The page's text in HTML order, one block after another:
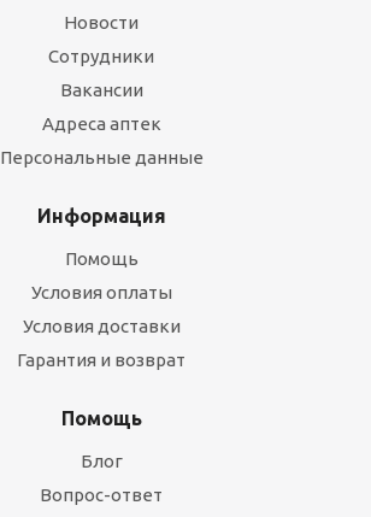
Новости
Сотрудники
Вакансии
Адреса аптек
Персональные данные
Информация
Помощь
Условия оплаты
Условия доставки
Гарантия и возврат
Помощь
Блог
Вопрос-ответ